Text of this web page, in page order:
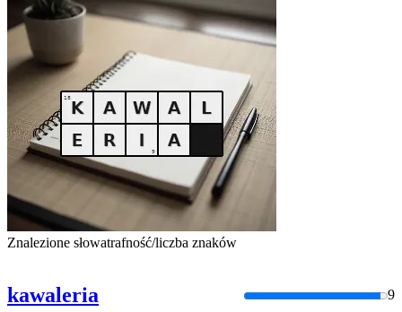
Znalezione słowatrafność/liczba znaków
kawaleria 9